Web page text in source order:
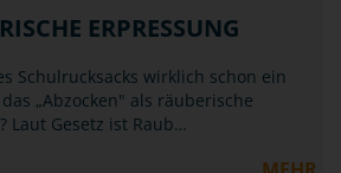
ERPRESSUNG
Schulrucksacks wirklich schon ein
„Abzocken" als räuberische
Laut Gesetz ist Raub…